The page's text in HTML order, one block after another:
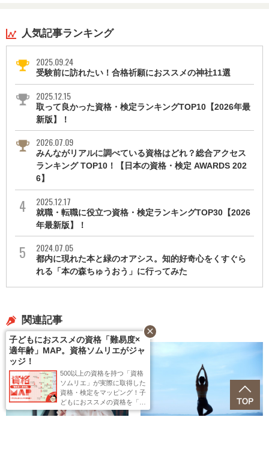
人気記事ランキング
2025.09.24
受験前に訪れたい！合格祈願におススメの神社11選
2025.12.15
取って良かった資格・検定ランキングTOP10【2026年最
新版】！
2026.07.09
みんながリアルに調べている資格はどれ？総合アクセス
ランキング TOP10！【日本の資格・検定 AWARDS 202
6】
2025.12.17
就職・転職に役立つ資格・検定ランキングTOP30【2026
年最新版】！
2024.07.05
都内に現れた本と緑のオアシス。知的好奇心をくすぐら
れる「本の森ちゅうおう」に行ってみた
関連記事
子どもにおススメの資格「難易度×
適年齢」MAP。資格ソムリエがジャ
ッジ！
500以上の資格を持つ「資格
ソムリエ」が実際に取得した
資格・検定をマッピング！子
どもにおススメの資格を「難
易度」と「適年齢」が一目で
close